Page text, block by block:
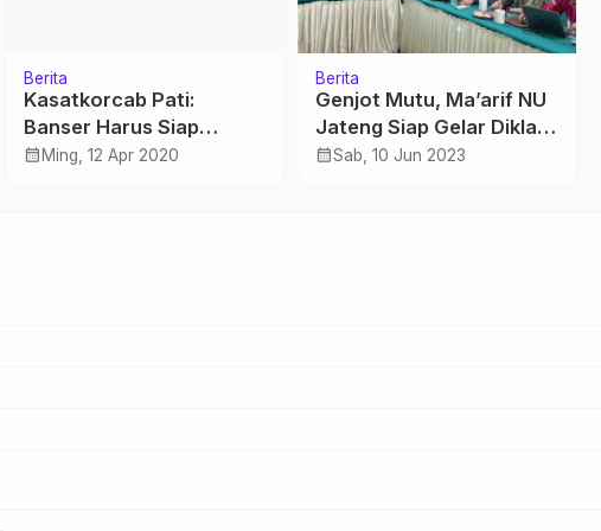
Berita
Kasatkorcab Pati:
Banser Harus Siap
dengan Satgas Covid-19
calendar_month Ming, 12 Apr 2020
Berita
Genjot Mutu, Ma’arif NU
Jateng Siap Gelar Diklat
Pengawas Penggerak
calendar_monthSab, 10 Jun 2023